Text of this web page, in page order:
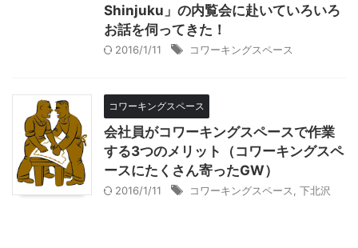
Shinjuku」の内覧会に赴いていろいろ
お話を伺ってきた！
2016/1/11 コワーキングスペース
コワーキングスペース
会社員がコワーキングスペースで作業
する3つのメリット（コワーキングスペ
ースにたくさん寄ったGW）
2016/1/11 コワーキングスペース 下北沢